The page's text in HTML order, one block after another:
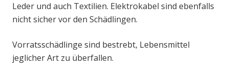
Leder und auch Textilien. Elektrokabel sind ebenfalls
nicht sicher vor den Schädlingen.
Vorratsschädlinge sind bestrebt, Lebensmittel
jeglicher Art zu überfallen.